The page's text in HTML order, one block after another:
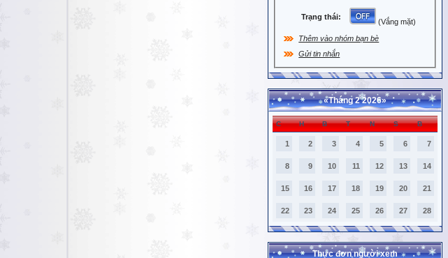
Trạng thái:
(Vắng mặt)
Thêm vào nhóm bạn bè
Gửi tin nhắn
«Tháng 2 2026»
C H B T N S B
1 2 3 4 5 6 7
8 9 10 11 12 13 14
15 16 17 18 19 20 21
22 23 24 25 26 27 28
Thực đơn người xem